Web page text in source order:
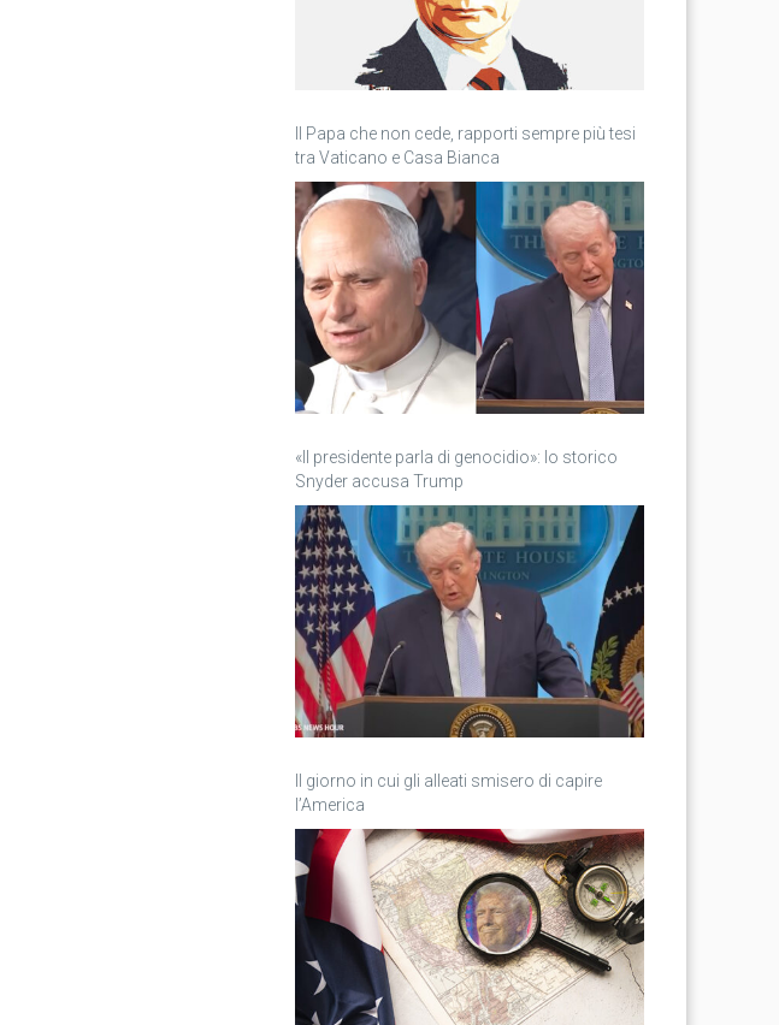
Il Papa che non cede, rapporti sempre più tesi
tra Vaticano e Casa Bianca
«Il presidente parla di genocidio»: lo storico
Snyder accusa Trump
Il giorno in cui gli alleati smisero di capire
l’America